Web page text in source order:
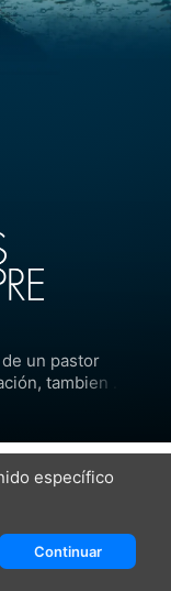
un pastor
tambien
Paul, en cambio,
y lleva una vida
siempre los
Montana,
específico
Continuar